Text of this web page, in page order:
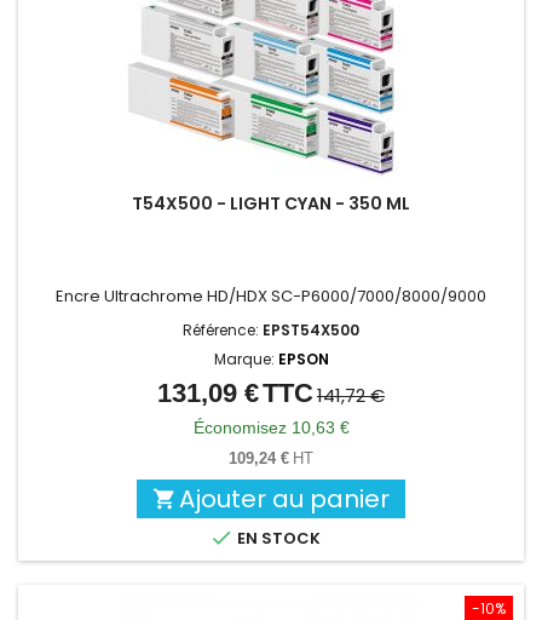
T54X500 - LIGHT CYAN - 350 ML
Encre Ultrachrome HD/HDX SC-P6000/7000/8000/9000
Référence: EPST54X500
Marque: EPSON
Prix
Prix
de
base
131,09 €TTC141,72 €
Économisez 10,63 €
109,24 € HT
 Ajouter au panier
 EN STOCK
-10%